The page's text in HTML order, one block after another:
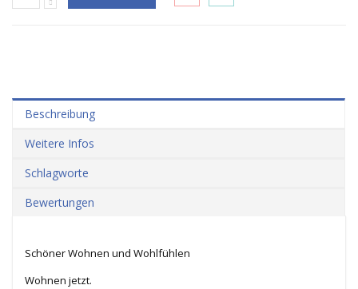
Beschreibung
Weitere Infos
Schlagworte
Bewertungen
Schöner Wohnen und Wohlfühlen
Wohnen jetzt.